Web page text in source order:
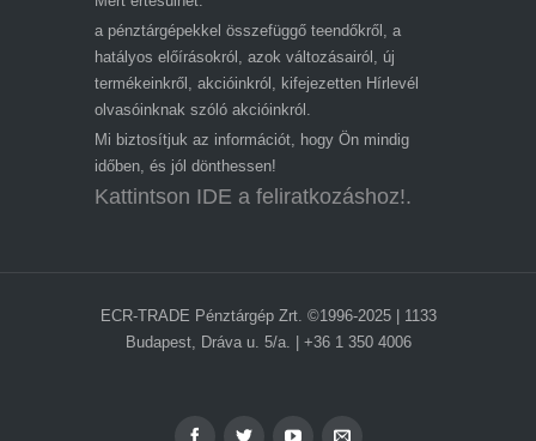
a pénztárgépekkel összefüggő teendőkről, a
hatályos előírásokról, azok változásairól, új
termékeinkről, akcióinkról, kifejezetten Hírlevél
olvasóinknak szóló akcióinkról.
Mi biztosítjuk az információt, hogy Ön mindig
időben, és jól dönthessen!
Kattintson IDE a feliratkozáshoz!.
ECR-TRADE Pénztárgép Zrt. ©1996-2025 | 1133
Budapest, Dráva u. 5/a. | +36 1 350 4006